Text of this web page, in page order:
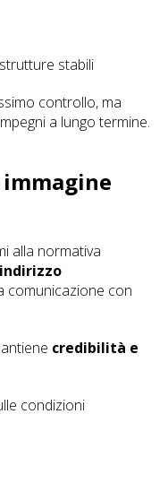
stabili
controllo, ma
a lungo termine.
alla normativa
comunicazione con
credibilità e
condizioni